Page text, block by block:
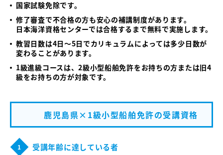
国家試験免除です。
修了審査で不合格の方も安心の補講制度があります。
日本海洋資格センターでは合格するまで無料で実施します。
教習日数は4日～5日でカリキュラムによっては多少日数が
変わることがあります。
1級進級コースは、2級小型船舶免許をお持ちの方または旧4
級をお持ちの方が対象です。
鹿児島県×1級小型船舶免許の受講資格
1 受講年齢に達している者